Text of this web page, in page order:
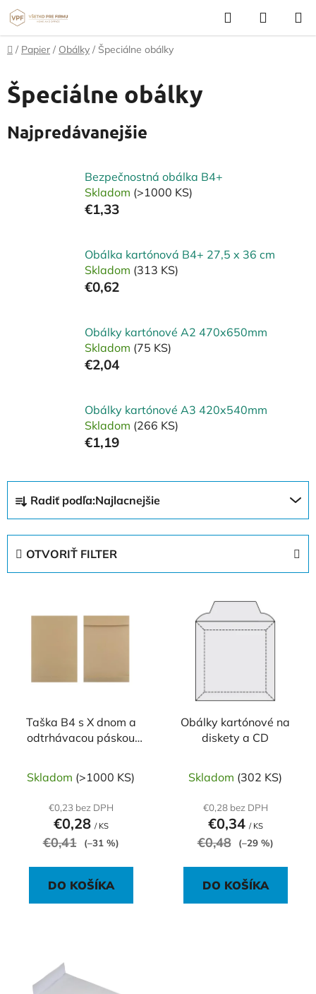
Prejsť
na
obsah
Hľadať
KOŠÍK
Domov
/ Papier / Obálky / Špeciálne obálky
Špeciálne obálky
Najpredávanejšie
Bezpečnostná obálka B4+
Skladom (>1000 KS)
€1,33
Obálka kartónová B4+ 27,5 x 36 cm
Skladom (313 KS)
€0,62
Obálky kartónové A2 470x650mm
Skladom (75 KS)
€2,04
Obálky kartónové A3 420x540mm
Skladom (266 KS)
€1,19
d
Radiť podľa:Najlacnejšie
OTVORIŤ FILTER
Taška B4 s X dnom a
odtrhávacou páskou
Skladom (>1000 KS)
€0,23 bez DPH
€0,28 / KS
€0,41 (–31 %)
DO KOŠÍKA
Obálky kartónové na
diskety a CD
Skladom (302 KS)
€0,28 bez DPH
€0,34 / KS
€0,48 (–29 %)
DO KOŠÍKA